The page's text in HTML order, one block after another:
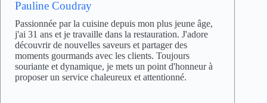
Pauline Coudray
Passionnée par la cuisine depuis mon plus jeune âge,
j'ai 31 ans et je travaille dans la restauration. J'adore
découvrir de nouvelles saveurs et partager des
moments gourmands avec les clients. Toujours
souriante et dynamique, je mets un point d'honneur à
proposer un service chaleureux et attentionné.